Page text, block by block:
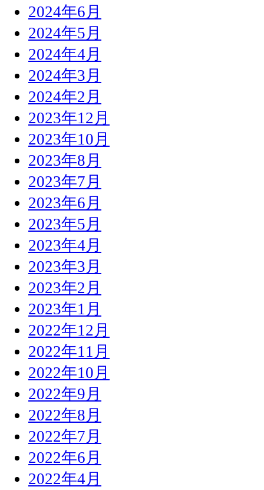
2024年6月
2024年5月
2024年4月
2024年3月
2024年2月
2023年12月
2023年10月
2023年8月
2023年7月
2023年6月
2023年5月
2023年4月
2023年3月
2023年2月
2023年1月
2022年12月
2022年11月
2022年10月
2022年9月
2022年8月
2022年7月
2022年6月
2022年4月